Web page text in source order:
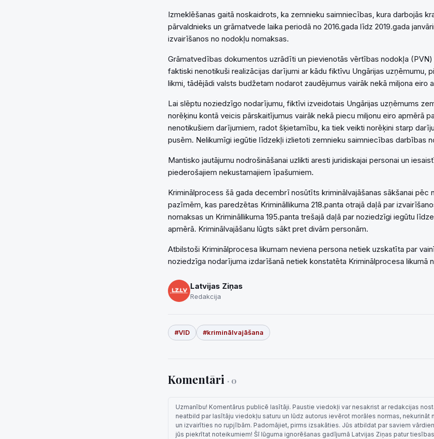
Izmeklēšanas gaitā noskaidrots, ka zemnieku saimniecības, kura darbojās
pārvaldnieks un grāmatvede laika periodā no 2016.gada līdz 2019.gada
izvairīšanos no nodokļu nomaksas.
Grāmatvedības dokumentos uzrādīti un pievienotās vērtības nodokļa (PVN)
faktiski nenotikuši realizācijas darījumi ar kādu fiktīvu Ungārijas uzņēmumu,
likmi, tādējādi valsts budžetam nodarot zaudējumus vairāk nekā miljona eiro
Lai slēptu noziedzīgo nodarījumu, fiktīvi izveidotais Ungārijas uzņēmums
norēķinu kontā veicis pārskaitījumus vairāk nekā piecu miljonu eiro apmērā
nenotikušiem darījumiem, radot šķietamību, ka tiek veikti norēķini starp
pusēm. Nelikumīgi iegūtie līdzekļi izlietoti zemnieku saimniecības darbības
Mantisko jautājumu nodrošināšanai uzlikti aresti juridiskajai personai un
piederošajiem nekustamajiem īpašumiem.
Kriminālprocess šā gada decembrī nosūtīts kriminālvajāšanas sākšanai pēc
pazīmēm, kas paredzētas Krimināllikuma 218.panta otrajā daļā par
nomaksas un Krimināllikuma 195.panta trešajā daļā par noziedzīgi iegūtu
apmērā. Kriminālvajāšanu lūgts sākt pret divām personām.
Atbilstoši Kriminālprocesa likumam neviena persona netiek uzskatīta par
noziedzīga nodarījuma izdarīšanā netiek konstatēta Kriminālprocesa likumā
Latvijas Ziņas
Redakcija
#VID #kriminālvajāšana
Komentāri · 0
Uzmanību! Komentārus publicē lasītāji. Paustie viedokļi var nesakrist ar redakcijas
neatbild par lasītāju viedokļu saturu un lūdz autorus ievērot morāles normas, nekurināt
un izvairīties no rupjībām. Padomājiet, pirms izsakāties. Jūs atbildat par saviem
jūs piekrītat noteikumiem! Šī lūguma ignorēšanas gadījumā Latvijas Ziņas patur